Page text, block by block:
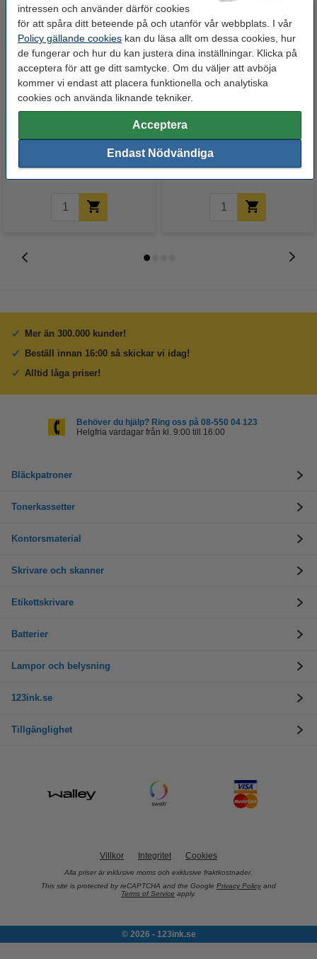
intressen och använder därför cookies
för att spåra ditt beteende på och utanför vår webbplats. I vår
Policy gällande cookies kan du läsa allt om dessa cookies, hur
de fungerar och hur du kan justera dina inställningar. Klicka på
acceptera för att ge ditt samtycke. Om du väljer att avböja
kommer vi endast att placera funktionella och analytiska
cookies och använda liknande tekniker.
Acceptera
Endast Nödvändiga
123ink | neonrosa | 250 ark
32 kr Inkl. 25% Moms 54 kr Inkl. 25% Moms
Mer än 300.000 kunder!
Beställ innan 16:00 så skickar vi idag!
Alltid låga priser!
Behöver du hjälp? Ring oss på 08-550 04 123
Helgfria vardagar från kl. 9:00 till 16:00
Bläckpatroner
Tonerkassetter
Kontorsmaterial
Skrivare och skanner
Etikettskrivare
Batterier
Lampor och belysning
123ink.se
Tillgänglighet
Villkor Integritet Cookies
Alla priser är inklusive moms och exklusive fraktkostnader.
This site is protected by reCAPTCHA and the Google Privacy Policy and
Terms of Service apply.
© 2026 - 123ink.se